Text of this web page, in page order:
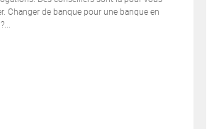
Changer de banque pour une banque en